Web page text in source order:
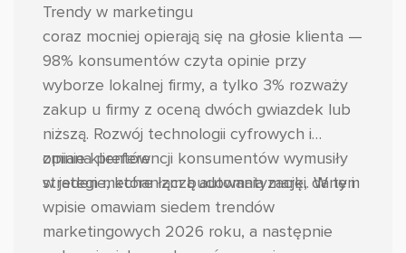
Trendy w marketingu
coraz mocniej opierają się na głosie klienta —
98% konsumentów czyta opinie przy
wyborze lokalnej firmy, a tylko 3% rozważy
zakup u firmy z oceną dwóch gwiazdek lub
niższą. Rozwój technologii cyfrowych i
zmiana preferencji konsumentów wymusiły
strategie, które łączą automatyzację, dane i
opinie klientów
w jeden mechanizm budowania marki. W tym
wpisie omawiam siedem trendów
marketingowych 2026 roku, a następnie